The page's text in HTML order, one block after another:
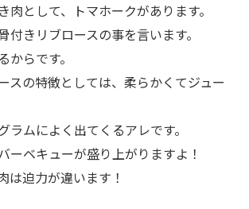
肉として、トマホークがあります。
付きリブロースの事を言います。
らです。
スの特徴としては、柔らかくてジュー
ラムによく出てくるアレです。
ーベキューが盛り上がりますよ！
は迫力が違います！